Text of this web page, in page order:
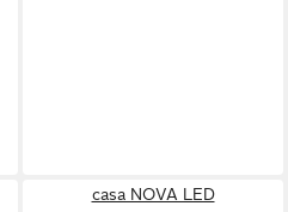
casa NOVA LED